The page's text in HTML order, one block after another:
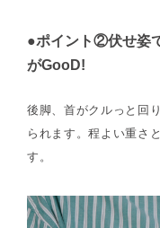
●ポイント②伏せ姿
がGooD!
後脚、首がクルっと回
られます。程よい重さ
す。